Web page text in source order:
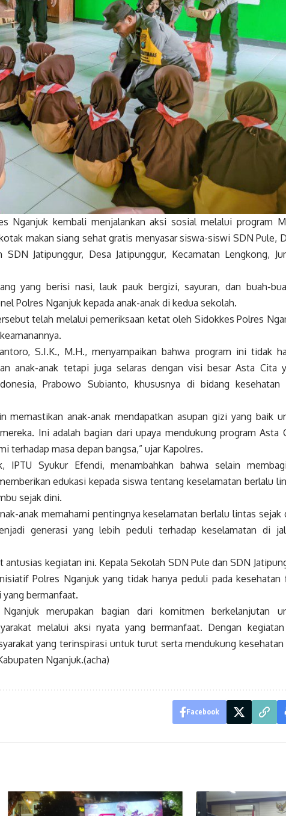
Nganjuk kembali menjalankan aksi sosial melalui program
makan siang sehat gratis menyasar siswa-siswi SDN Pule,
SDN Jatipunggur, Desa Jatipunggur, Kecamatan Lengkong,
yang berisi nasi, lauk pauk bergizi, sayuran, dan buah-
Polres Nganjuk kepada anak-anak di kedua sekolah.
telah melalui pemeriksaan ketat oleh Sidokkes Polres
S.I.K., M.H., menyampaikan bahwa program ini tidak
anak-anak tetapi juga selaras dengan visi besar Asta Cita
Prabowo Subianto, khususnya di bidang kesehatan
memastikan anak-anak mendapatkan asupan gizi yang baik
Ini adalah bagian dari upaya mendukung program Asta
terhadap masa depan bangsa,” ujar Kapolres.
IPTU Syukur Efendi, menambahkan bahwa selain
edukasi kepada siswa tentang keselamatan berlalu
sejak dini.
anak memahami pentingnya keselamatan berlalu lintas sejak
generasi yang lebih peduli terhadap keselamatan di
antusias kegiatan ini. Kepala Sekolah SDN Pule dan SDN
Polres Nganjuk yang tidak hanya peduli pada kesehatan
bermanfaat.
merupakan bagian dari komitmen berkelanjutan
melalui aksi nyata yang bermanfaat. Dengan
yang terinspirasi untuk turut serta mendukung kesehatan
Nganjuk.(acha)
Facebook